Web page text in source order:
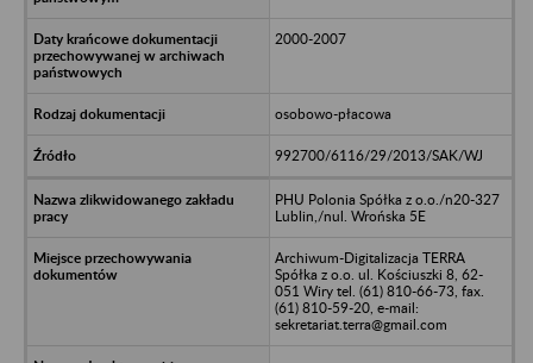
2000-2007
osobowo-płacowa
992700/6116/29/2013/SAK/WJ
PHU Polonia Spółka z o.o./n20-327
Lublin,/nul. Wrońska 5E
Archiwum-Digitalizacja TERRA
Spółka z o.o. ul. Kościuszki 8, 62-
051 Wiry tel. (61) 810-66-73, fax.
(61) 810-59-20, e-mail:
sekretariat.terra@gmail.com